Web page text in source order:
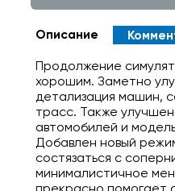
Описание
Продолжение
хорошим. Заметно
детализация машин,
трасс. Также
автомобилей и
Добавлен новый
состязаться с
минималистичное